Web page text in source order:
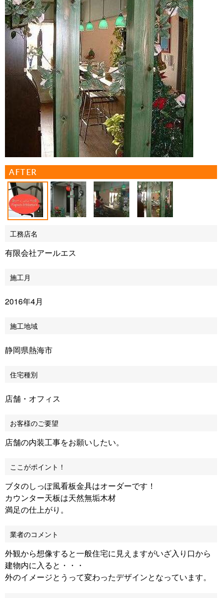
AFTER
工務店名
有限会社アールエス
施工月
2016年4月
施工地域
静岡県熱海市
住宅種別
店舗・オフィス
お客様のご要望
店舗の内装工事をお願いしたい。
ここがポイント！
ブタのしっぽ風看板金具はオーダーです！
カウンター天板は天然無垢木材
満足の仕上がり。
業者のコメント
外観から想像すると一般住宅に見えますがいざ入り口から
建物内に入ると・・・
外のイメージとうって変わったデザインとなっています。